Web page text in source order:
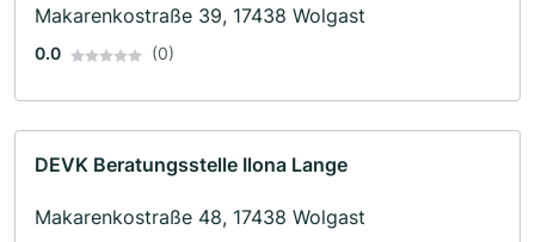
Makarenkostraße 39, 17438 Wolgast
0.0 (0)
DEVK Beratungsstelle Ilona Lange
Makarenkostraße 48, 17438 Wolgast